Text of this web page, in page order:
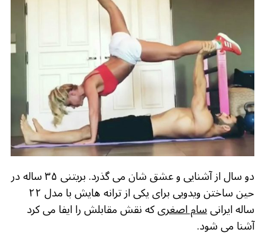
o
k
m p
p
دو سال از آشنایی و عشق شان می گذرد. بریتنی ۳۵ ساله در
حین ساختن ویدویی برای یکی از ترانه هایش با مدل ۲۲
ساله ایرانیسام اصغریکه نقش مقابلش را ایفا می کرد
آشنا می شود.